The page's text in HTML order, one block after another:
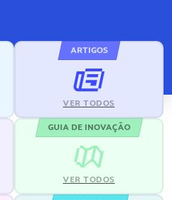
ARTIGOS
VER TODOS
GUIA DE INOVAÇÃO
VER TODOS